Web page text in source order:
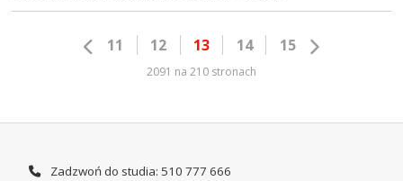
11 12 13 14 15
2091 na 210 stronach
Zadzwoń do studia: 510 777 666